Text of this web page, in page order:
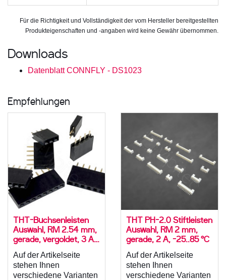
Für die Richtigkeit und Vollständigkeit der vom Hersteller bereitgestellten
Produkteigenschaften und -angaben wird keine Gewähr übernommen.
Downloads
Datenblatt CONNFLY - DS1023
Empfehlungen
THT-Buchsenleisten
Auswahl, RM 2.54 mm,
gerade, vergoldet, 3 A,
Auf der Artikelseite
stehen Ihnen
verschiedene Varianten
THT PH-2.0 Stiftleisten
Auswahl, RM 2 mm,
gerade, 2 A, -25..85 °C
Auf der Artikelseite
stehen Ihnen
verschiedene Varianten